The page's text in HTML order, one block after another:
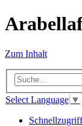
Zum Inhalt
Select Language ▼
Schnellzugriff